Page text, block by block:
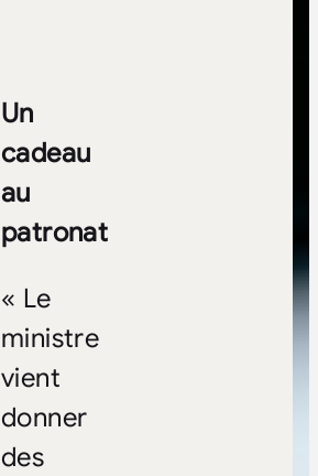
Un
cadeau
au
patronat
« Le
ministre
vient
donner
des